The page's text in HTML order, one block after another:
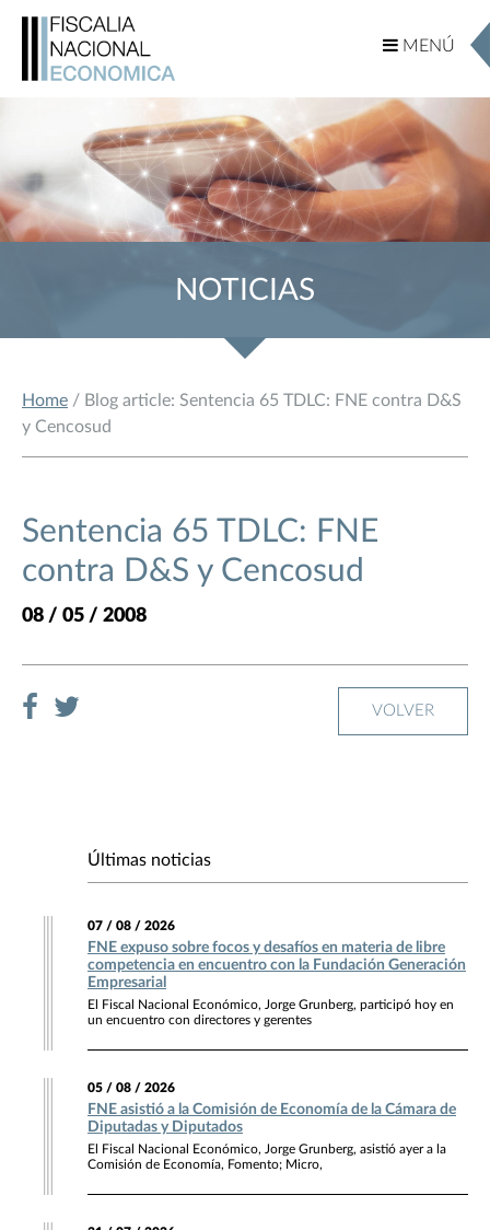
MENÚ
MENÚ
NOTICIAS
Home / Blog article: Sentencia 65 TDLC: FNE contra D&S
y Cencosud
Sentencia 65 TDLC: FNE
contra D&S y Cencosud
08 / 05 / 2008
VOLVER
Últimas noticias
07 / 08 / 2026
FNE expuso sobre focos y desafíos en materia de libre
competencia en encuentro con la Fundación Generación
Empresarial
El Fiscal Nacional Económico, Jorge Grunberg, participó hoy en
un encuentro con directores y gerentes
05 / 08 / 2026
FNE asistió a la Comisión de Economía de la Cámara de
Diputadas y Diputados
El Fiscal Nacional Económico, Jorge Grunberg, asistió ayer a la
Comisión de Economía, Fomento; Micro,